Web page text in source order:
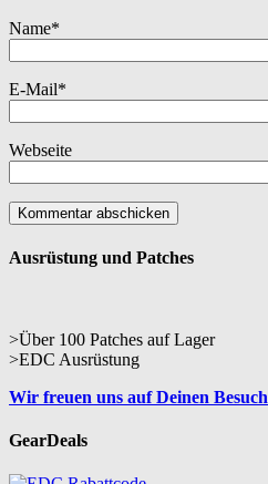
Name*
E-Mail*
Webseite
Ausrüstung und Patches
>Über 100 Patches auf Lager
>EDC Ausrüstung
Wir freuen uns auf Deinen Besuch
GearDeals